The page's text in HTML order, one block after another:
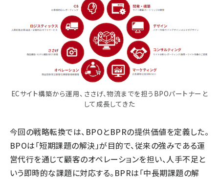
ECサイト構築から運用、ささげ、物流までを担うBPOパートナーと
して成長してきた
今回の戦略転換では、BPOとBPRの提供価値を定義した。
BPOは「短期課題の解決」が目的で、従来の強みである運
営代行を通じて顧客のオペレーションを担い、人手不足と
いう即時的な課題に対応する。BPRは「中長期課題の解